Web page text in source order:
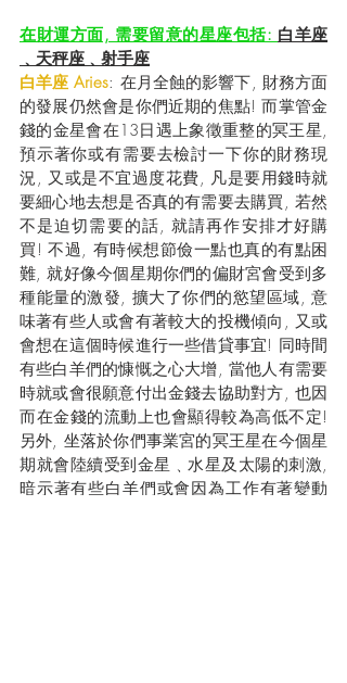
在財運方面, 需要留意的星座包括: 白羊座
﹑天秤座﹑射手座
白羊座 Aries: 在月全蝕的影響下, 財務方面
的發展仍然會是你們近期的焦點! 而掌管金
錢的金星會在13日遇上象徵重整的冥王星,
預示著你或有需要去檢討一下你的財務現
況, 又或是不宜過度花費, 凡是要用錢時就
要細心地去想是否真的有需要去購買, 若然
不是迫切需要的話, 就請再作安排才好購
買! 不過, 有時候想節儉一點也真的有點困
難, 就好像今個星期你們的偏財宮會受到多
種能量的激發, 擴大了你們的慾望區域, 意
味著有些人或會有著較大的投機傾向, 又或
會想在這個時候進行一些借貸事宜! 同時間
有些白羊們的慷慨之心大增, 當他人有需要
時就或會很願意付出金錢去協助對方, 也因
而在金錢的流動上也會顯得較為高低不定!
另外, 坐落於你們事業宮的冥王星在今個星
期就會陸續受到金星﹑水星及太陽的刺激,
暗示著有些白羊們或會因為工作有著變動